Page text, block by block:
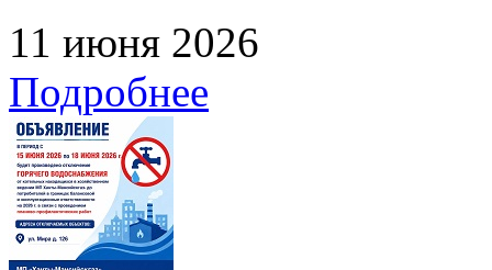
11 июня 2026
Подробнее